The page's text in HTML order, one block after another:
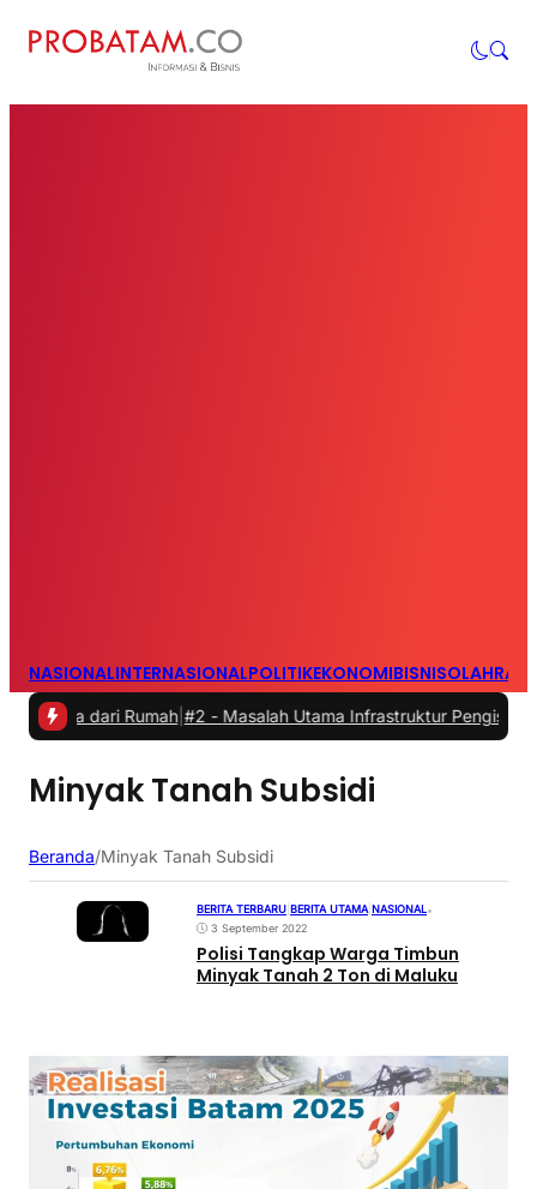
NASIONALINTERNASIONALPOLITIKEKONOMIBISNIS
dari Rumah |#2 -Masalah Utama Infrastruktur Pengisian Daya
Minyak Tanah Subsidi
Beranda/Minyak Tanah Subsidi
BERITA TERBARU BERITA UTAMA| NASIONAL•
3 September 2022
Polisi Tangkap Warga Timbun
Minyak Tanah 2 Ton di Maluku